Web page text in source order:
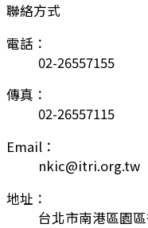
聯絡方式
電話：
02-26557155
傳真：
02-26557115
Email：
nkic@itri.org.tw
地址：
台北市南港區園